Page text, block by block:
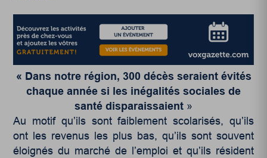
« Dans notre région, 300 décès seraient évités
chaque année si les inégalités sociales de
santé disparaissaient »
Au motif qu’ils sont faiblement scolarisés, qu’ils
ont les revenus les plus bas, qu’ils sont souvent
éloignés du marché de l’emploi et qu’ils résident